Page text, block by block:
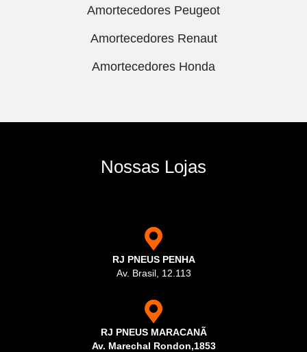
Amortecedores Peugeot
Amortecedores Renaut
Amortecedores Honda
Nossas Lojas
RJ PNEUS PENHA
Av. Brasil, 12.113
RJ PNEUS MARACANÃ
Av. Marechal Rondon,1853